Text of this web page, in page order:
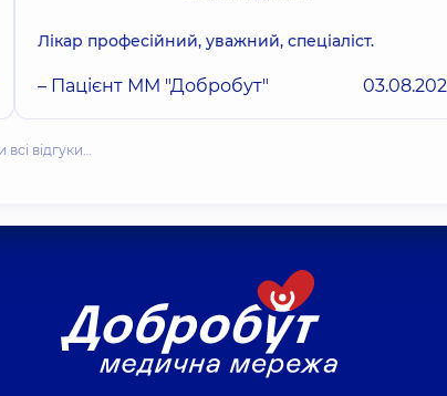
Лікар професійний, уважний, спеціаліст.
– Пацієнт ММ "Добробут"
відгуки…